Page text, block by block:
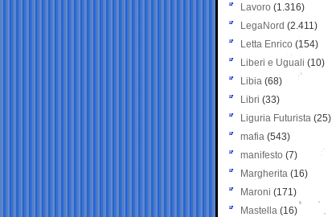
Lavoro (1.316)
LegaNord (2.411)
Letta Enrico (154)
Liberi e Uguali (10)
Libia (68)
Libri (33)
Liguria Futurista (25)
mafia (543)
manifesto (7)
Margherita (16)
Maroni (171)
Mastella (16)